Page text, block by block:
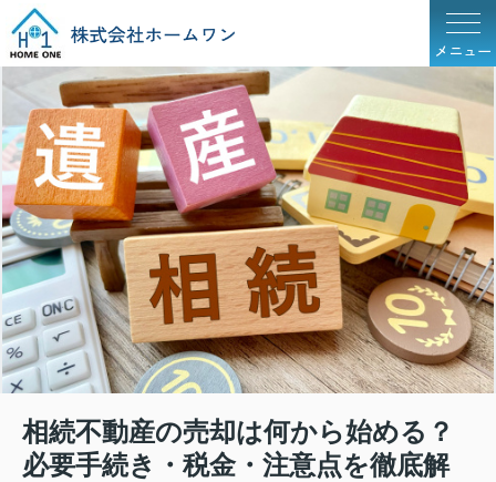
メニュー
相続不動産の売却は何から始める？
必要手続き・税金・注意点を徹底解